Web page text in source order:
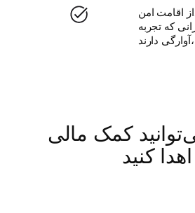
اقامت امن
که تجربه
آوارگی دارند،
کمک مالی
اهدا کنید